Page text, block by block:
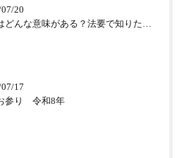
20
戒名にはどんな意味がある？法要で知りたい仏教の心
17
参り 令和8年